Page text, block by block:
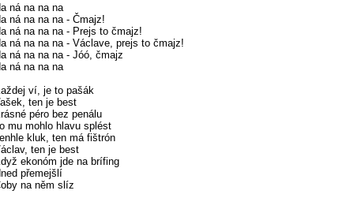
ná na na na
ná na na na - Čmajz!
ná na na na - Prejs to čmajz!
ná na na na - Václave, prejs to čmajz!
ná na na na - Jóó, čmajz
ná na na na
ví, je to pašák
ten je best
péro bez penálu
mu mohlo hlavu splést
kluk, ten má fištrón
ten je best
ekonóm jde na brífing
přemejšlí
na něm slíz